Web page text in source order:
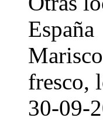
España
fresco,
30-09-